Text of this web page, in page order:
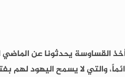
القساوسة يحدثونا عن الماضي
والتي لا يسمح اليهود لهم